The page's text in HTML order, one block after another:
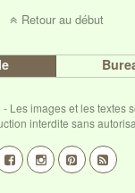
Retour au début
Les images et les textes
interdite sans